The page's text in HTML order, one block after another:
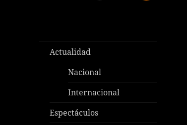
Actualidad
Nacional
Internacional
Espectáculos